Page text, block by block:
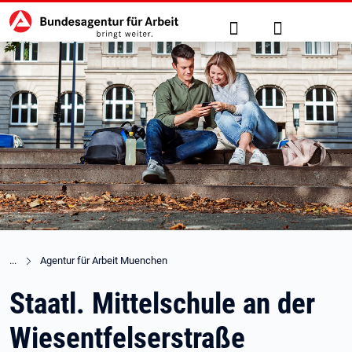
zu den Hauptinhalten springen
Hauptnavigation Suche Anmelden
Agentur für Arbeit Muenchen
Staatl. Mittelschule an der
Wiesentfelserstraße